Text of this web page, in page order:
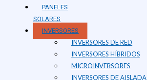
PANELES
SOLARES
INVERSORES
INVERSORES DE RED
INVERSORES HÍBRIDOS
MICROINVERSORES
INVERSORES DE AISLADA